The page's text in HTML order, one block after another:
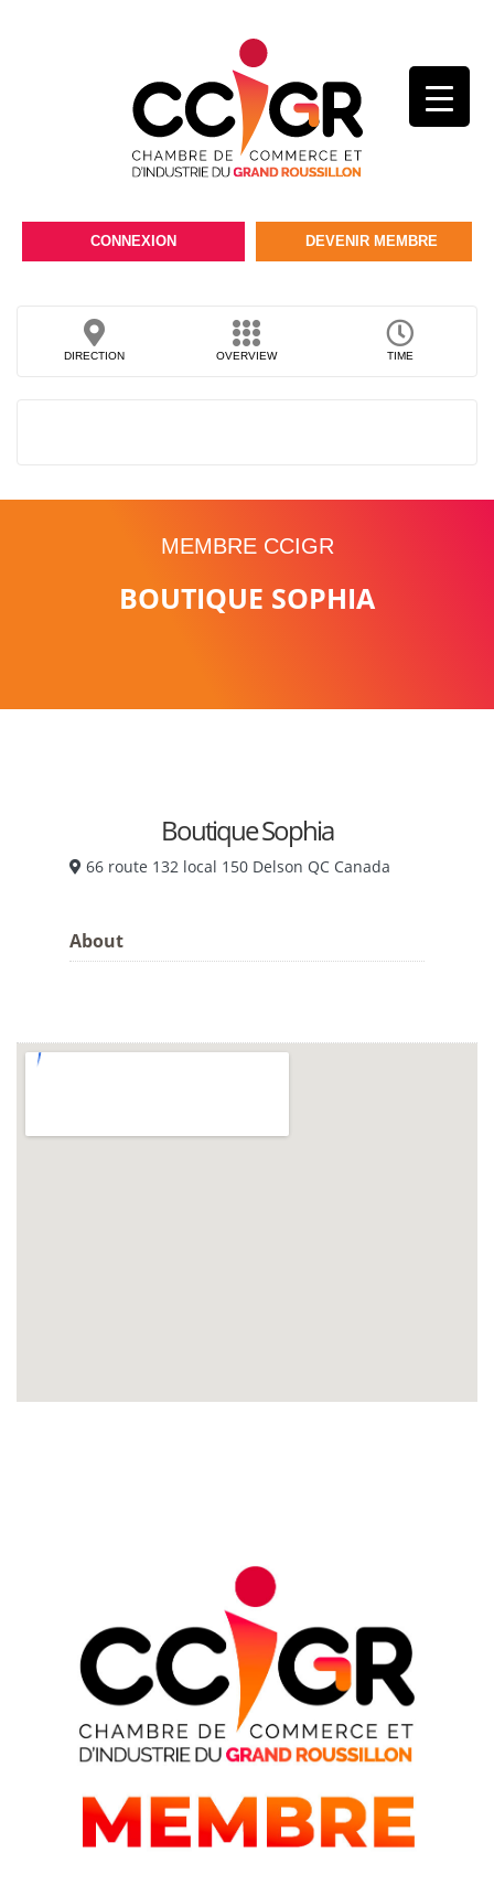
CONNEXION DEVENIR MEMBRE
DIRECTION OVERVIEW TIME
MEMBRE CCIGR
BOUTIQUE SOPHIA
Boutique Sophia
66 route 132 local 150 Delson QC Canada
About